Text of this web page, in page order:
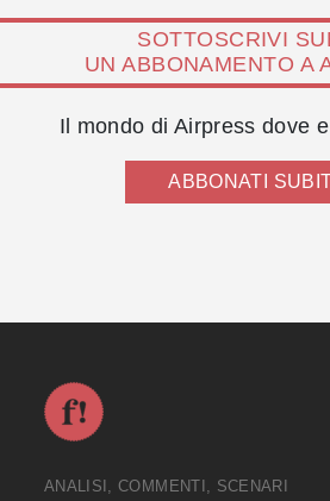
SOTTOSCRIVI
UN ABBONAMENTO A
Il mondo di Airpress dove
ABBONATI
ANALISI, COMMENTI, SCENARI